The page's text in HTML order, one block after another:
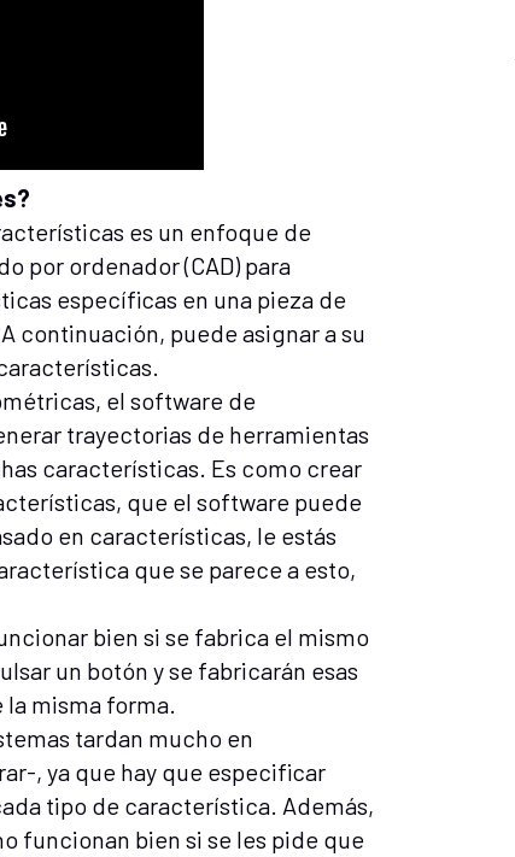
es un enfoque de
por ordenador (CAD) para
específicas en una pieza de
continuación, puede asignar a su
el software de
trayectorias de herramientas
características. Es como crear
que el software puede
en características, le estás
que se parece a esto,
bien si se fabrica el mismo
un botón y se fabricarán esas
misma forma.
tardan mucho en
, ya que hay que especificar
tipo de característica. Además,
funcionan bien si se les pide que